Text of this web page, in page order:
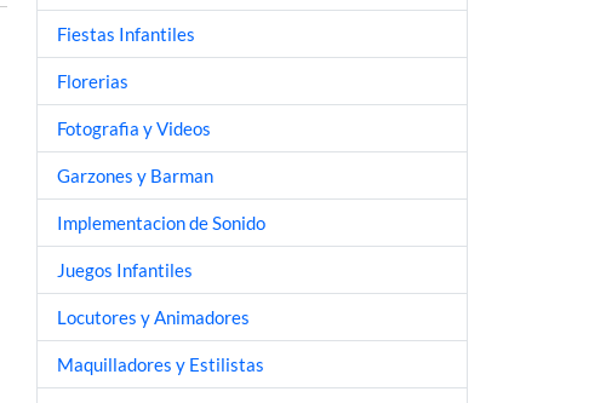
Fiestas Infantiles
Florerias
Fotografia y Videos
Garzones y Barman
Implementacion de Sonido
Juegos Infantiles
Locutores y Animadores
Maquilladores y Estilistas